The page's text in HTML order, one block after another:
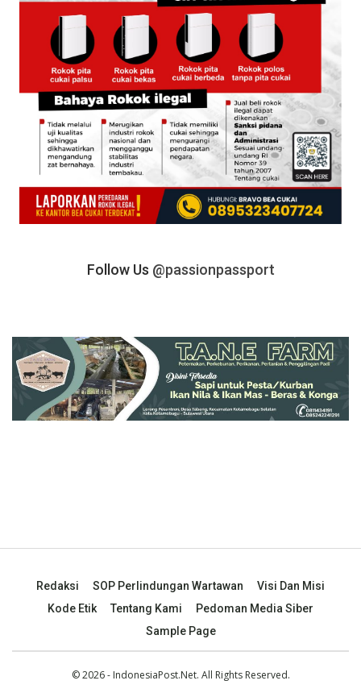
Follow Us @passionpassport
Redaksi SOP Perlindungan Wartawan
Visi Dan Misi
Kode Etik
Tentang Kami
Pedoman Media Siber
Sample Page
© 2026 - IndonesiaPost.Net. All Rights Reserved.